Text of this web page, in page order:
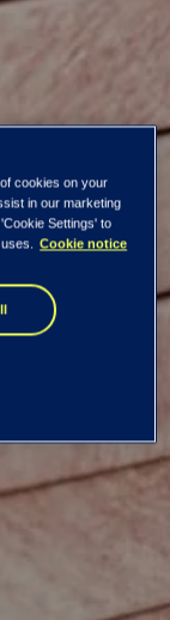
cookies on your
in our marketing
Settings' to
Cookie notice